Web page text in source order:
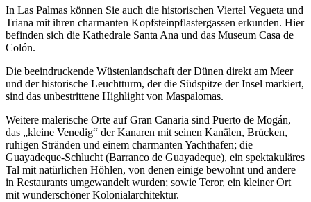
In Las Palmas können Sie auch die historischen Viertel Vegueta und
Triana mit ihren charmanten Kopfsteinpflastergassen erkunden. Hier
befinden sich die Kathedrale Santa Ana und das Museum Casa de
Colón.
Die beeindruckende Wüstenlandschaft der Dünen direkt am Meer
und der historische Leuchtturm, der die Südspitze der Insel markiert,
sind das unbestrittene Highlight von Maspalomas.
Weitere malerische Orte auf Gran Canaria sind Puerto de Mogán,
das „kleine Venedig“ der Kanaren mit seinen Kanälen, Brücken,
ruhigen Stränden und einem charmanten Yachthafen; die
Guayadeque-Schlucht (Barranco de Guayadeque), ein spektakuläres
Tal mit natürlichen Höhlen, von denen einige bewohnt und andere
in Restaurants umgewandelt wurden; sowie Teror, ein kleiner Ort
mit wunderschöner Kolonialarchitektur.